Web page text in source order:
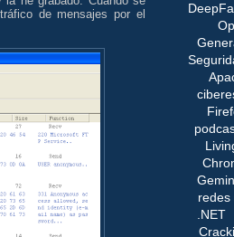
de mensajes por el
redes
.NET